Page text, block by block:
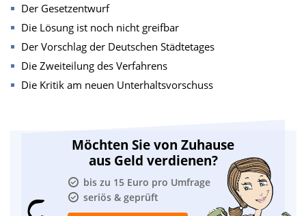
Der Gesetzentwurf
Die Lösung ist noch nicht greifbar
Der Vorschlag der Deutschen Städtetages
Die Zweiteilung des Verfahrens
Die Kritik am neuen Unterhaltsvorschuss
Möchten Sie von Zuhause
aus Geld verdienen?
bis zu 15 Euro pro Umfrage
seriös & geprüft